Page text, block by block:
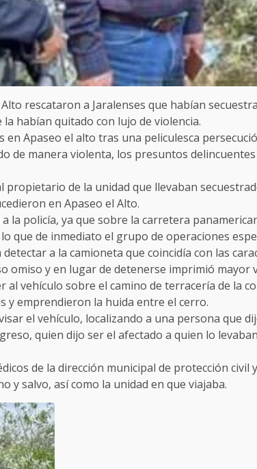
rescataron a Jaralenses que habían
habían quitado con lujo de violencia.
en Apaseo el alto tras una peliculesca
de manera violenta, los presuntos
de la unidad que llevaban
en Apaseo el Alto.
la policía, ya que sobre la carretera
que de inmediato el grupo de operaciones
a la camioneta que coincidía con las
omiso y en lugar de detenerse imprimió mayor
vehículo sobre el camino de terracería de la
y emprendieron la huida entre el cerro.
el vehículo, localizando a una persona que
quien dijo ser el afectado a quien lo
de la dirección municipal de protección civil y
y salvo, así como la unidad en que viajaba.